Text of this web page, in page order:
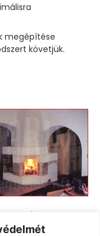
megépítése
követjük.
KK-08